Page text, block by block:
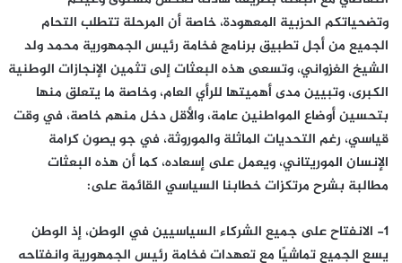
وتضحياتكم الحزبية المعهودة، خاصة أن المرحلة تتطلب التحام
الجميع من أجل تطبيق برنامج فخامة رئيس الجمهورية محمد ولد
الشيخ الغزواني، وتسعى هذه البعثات إلى تثمين الإنجازات الوطنية
الكبرى، وتبيين مدى أهميتها للرأي العام، وخاصة ما يتعلق منها
بتحسين أوضاع المواطنين عامة، والأقل دخل منهم خاصة، في وقت
قياسي، رغم التحديات الماثلة والموروثة، في جو يصون كرامة
الإنسان الموريتاني، ويعمل على إسعاده، كما أن هذه البعثات
مطالبة بشرح مرتكزات خطابنا السياسي القائمة على:
1- الانفتاح على جميع الشركاء السياسيين في الوطن، إذ الوطن
يسع الجميع تماشيًا مع تعهدات فخامة رئيس الجمهورية وانفتاحه